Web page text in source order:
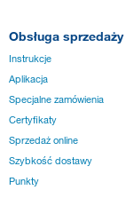
Obsługa sprzedaży
Instrukcje
Aplikacja
Specjalne zamówienia
Certyfikaty
Sprzedaż online
Szybkość dostawy
Punkty